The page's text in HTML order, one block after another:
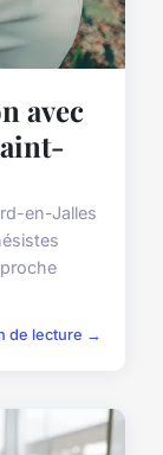
avec
en-Jalles
de lecture →